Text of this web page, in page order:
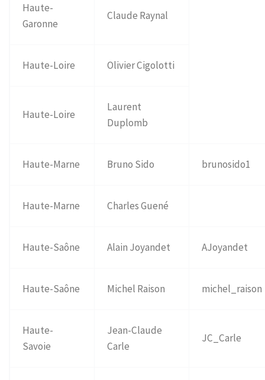
Haute-
Garonne
Claude Raynal
Haute-Loire Olivier Cigolotti
Haute-Loire
Laurent
Duplomb
Haute-Marne Bruno Sido brunosido1
Haute-Marne Charles Guené
Haute-Saône Alain Joyandet AJoyandet
Haute-Saône Michel Raison michel_raison
Haute-
Savoie
Jean-Claude
Carle
JC_Carle